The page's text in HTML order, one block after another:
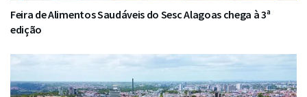
Feira de Alimentos Saudáveis do Sesc Alagoas chega à 3ª
edição